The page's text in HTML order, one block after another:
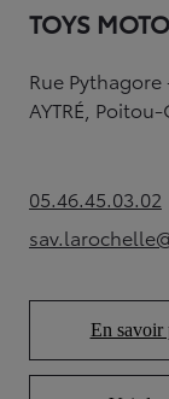
TOYS
Rue
AYTRÉ,
05.46.45.03.02
(Opens
En savoir